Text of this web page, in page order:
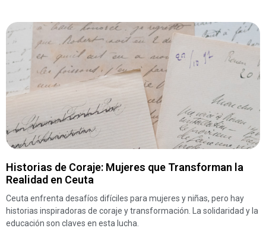
Historias de Coraje: Mujeres que Transforman la
Realidad en Ceuta
Ceuta enfrenta desafíos difíciles para mujeres y niñas, pero hay
historias inspiradoras de coraje y transformación. La solidaridad y la
educación son claves en esta lucha.